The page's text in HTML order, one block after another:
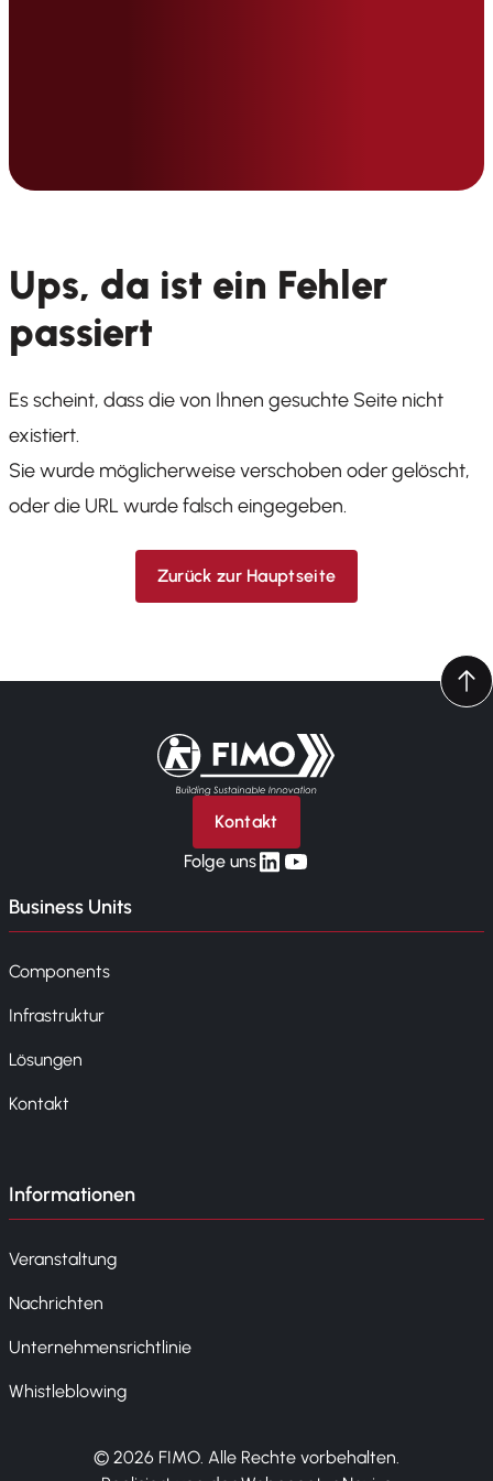
Ups, da ist ein Fehler
passiert
Es scheint, dass die von Ihnen gesuchte Seite nicht
existiert.
Sie wurde möglicherweise verschoben oder gelöscht,
oder die URL wurde falsch eingegeben.
Zurück zur Hauptseite
Zurück zur Startseite
Kontakt
Folge unslinkedin
yt
Business Units
Components
Infrastruktur
Lösungen
Kontakt
Informationen
Veranstaltung
Nachrichten
Unternehmensrichtlinie
Whistleblowing
© 2026 FIMO. Alle Rechte vorbehalten.